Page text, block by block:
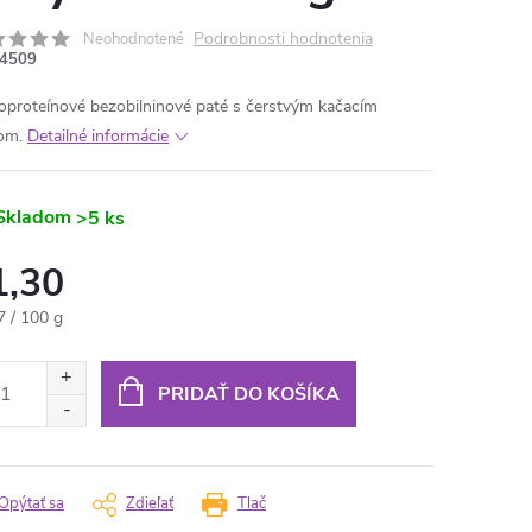
Neohodnotené Podrobnosti hodnotenia
4509
bezobilninové paté s čerstvým kačacím
Detailné informácie
>5 ks
/ 100 g
PRIDAŤ DO KOŠÍKA
Tlač
sa Zdieľať